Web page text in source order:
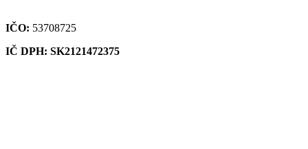
IČO: 53708725
IČ DPH: SK2121472375